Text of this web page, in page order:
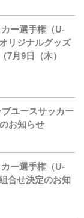
ー選手権（U-
リジナルグッズ
7月9日（木）
ユースサッカー
お知らせ
ー選手権（U-
合せ決定のお知